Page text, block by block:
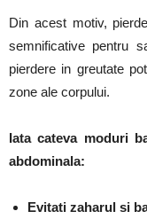
Din acest motiv,
semnificative pentru
pierdere in greutate
zone ale corpului.
Iata cateva moduri
abdominala:
Evitati zaharul si